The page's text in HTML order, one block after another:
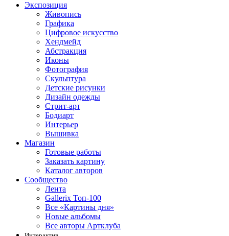
Экспозиция
Живопись
Графика
Цифровое искусство
Хендмейд
Абстракция
Иконы
Фотография
Скульптура
Детские рисунки
Дизайн одежды
Стрит-арт
Бодиарт
Интерьер
Вышивка
Магазин
Готовые работы
Заказать картину
Каталог авторов
Сообщество
Лента
Gallerix Топ-100
Все «Картины дня»
Новые альбомы
Все авторы Артклуба